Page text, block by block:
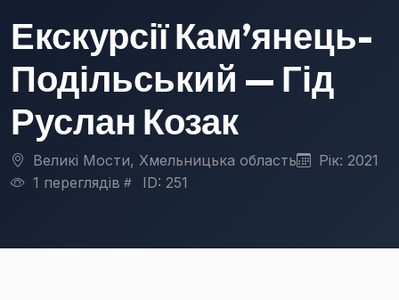
Екскурсії Кам’янець-
Подільський — Гід
Руслан Козак
Великі Мости, Хмельницька область
Рік: 2021
1 переглядів
ID: 251